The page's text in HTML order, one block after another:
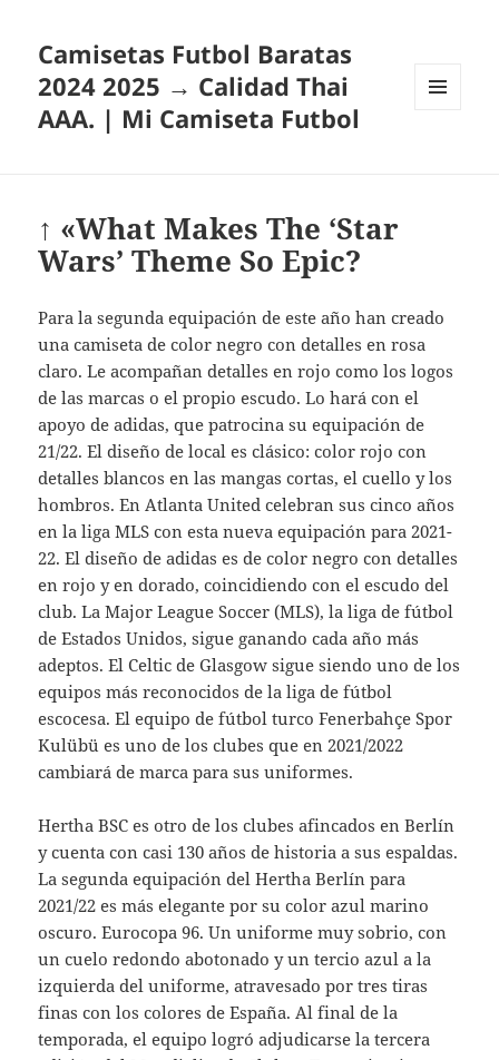
Camisetas Futbol Baratas
2024 2025 → Calidad Thai
AAA. | Mi Camiseta Futbol
↑ «What Makes The ‘Star
Wars’ Theme So Epic?
Para la segunda equipación de este año han creado
una camiseta de color negro con detalles en rosa
claro. Le acompañan detalles en rojo como los logos
de las marcas o el propio escudo. Lo hará con el
apoyo de adidas, que patrocina su equipación de
21/22. El diseño de local es clásico: color rojo con
detalles blancos en las mangas cortas, el cuello y los
hombros. En Atlanta United celebran sus cinco años
en la liga MLS con esta nueva equipación para 2021-
22. El diseño de adidas es de color negro con detalles
en rojo y en dorado, coincidiendo con el escudo del
club. La Major League Soccer (MLS), la liga de fútbol
de Estados Unidos, sigue ganando cada año más
adeptos. El Celtic de Glasgow sigue siendo uno de los
equipos más reconocidos de la liga de fútbol
escocesa. El equipo de fútbol turco Fenerbahçe Spor
Kulübü es uno de los clubes que en 2021/2022
cambiará de marca para sus uniformes.
Hertha BSC es otro de los clubes afincados en Berlín
y cuenta con casi 130 años de historia a sus espaldas.
La segunda equipación del Hertha Berlín para
2021/22 es más elegante por su color azul marino
oscuro. Eurocopa 96. Un uniforme muy sobrio, con
un cuelo redondo abotonado y un tercio azul a la
izquierda del uniforme, atravesado por tres tiras
finas con los colores de España. Al final de la
temporada, el equipo logró adjudicarse la tercera